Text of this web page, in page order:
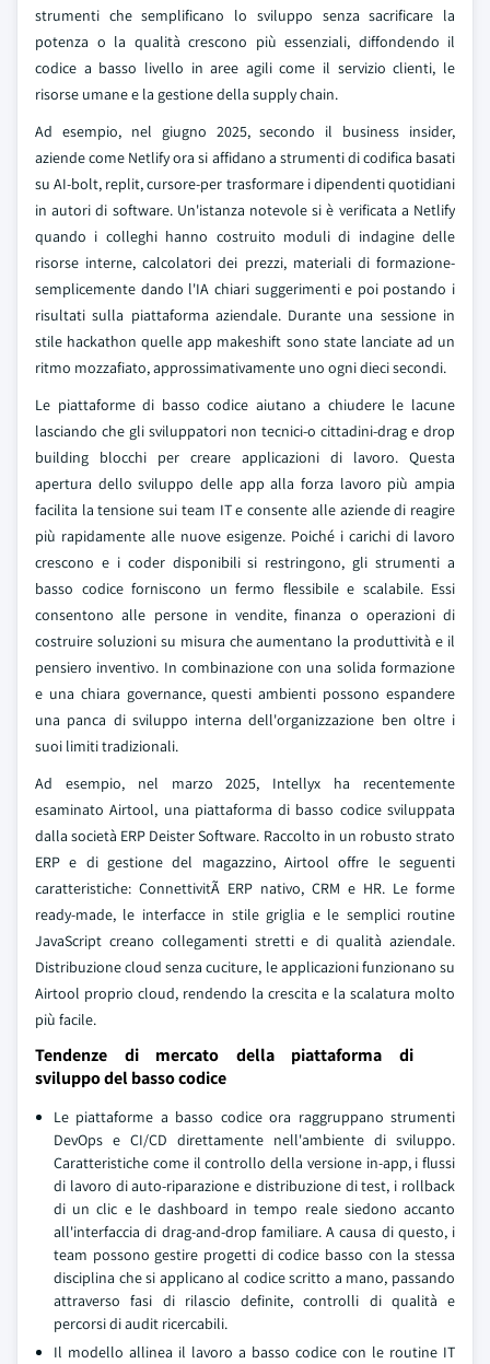
strumenti che semplificano lo sviluppo senza sacrificare la
potenza o la qualità crescono più essenziali, diffondendo il
codice a basso livello in aree agili come il servizio clienti, le
risorse umane e la gestione della supply chain.
Ad esempio, nel giugno 2025, secondo il business insider,
aziende come Netlify ora si affidano a strumenti di codifica basati
su AI-bolt, replit, cursore-per trasformare i dipendenti quotidiani
in autori di software. Un'istanza notevole si è verificata a Netlify
quando i colleghi hanno costruito moduli di indagine delle
risorse interne, calcolatori dei prezzi, materiali di formazione-
semplicemente dando l'IA chiari suggerimenti e poi postando i
risultati sulla piattaforma aziendale. Durante una sessione in
stile hackathon quelle app makeshift sono state lanciate ad un
ritmo mozzafiato, approssimativamente uno ogni dieci secondi.
Le piattaforme di basso codice aiutano a chiudere le lacune
lasciando che gli sviluppatori non tecnici-o cittadini-drag e drop
building blocchi per creare applicazioni di lavoro. Questa
apertura dello sviluppo delle app alla forza lavoro più ampia
facilita la tensione sui team IT e consente alle aziende di reagire
più rapidamente alle nuove esigenze. Poiché i carichi di lavoro
crescono e i coder disponibili si restringono, gli strumenti a
basso codice forniscono un fermo flessibile e scalabile. Essi
consentono alle persone in vendite, finanza o operazioni di
costruire soluzioni su misura che aumentano la produttività e il
pensiero inventivo. In combinazione con una solida formazione
e una chiara governance, questi ambienti possono espandere
una panca di sviluppo interna dell'organizzazione ben oltre i
suoi limiti tradizionali.
Ad esempio, nel marzo 2025, Intellyx ha recentemente
esaminato Airtool, una piattaforma di basso codice sviluppata
dalla società ERP Deister Software. Raccolto in un robusto strato
ERP e di gestione del magazzino, Airtool offre le seguenti
caratteristiche: ConnettivitÃ ERP nativo, CRM e HR. Le forme
ready-made, le interfacce in stile griglia e le semplici routine
JavaScript creano collegamenti stretti e di qualità aziendale.
Distribuzione cloud senza cuciture, le applicazioni funzionano su
Airtool proprio cloud, rendendo la crescita e la scalatura molto
più facile.
Tendenze di mercato della piattaforma di
sviluppo del basso codice
Le piattaforme a basso codice ora raggruppano strumenti
DevOps e CI/CD direttamente nell'ambiente di sviluppo.
Caratteristiche come il controllo della versione in-app, i flussi
di lavoro di auto-riparazione e distribuzione di test, i rollback
di un clic e le dashboard in tempo reale siedono accanto
all'interfaccia di drag-and-drop familiare. A causa di questo, i
team possono gestire progetti di codice basso con la stessa
disciplina che si applicano al codice scritto a mano, passando
attraverso fasi di rilascio definite, controlli di qualità e
percorsi di audit ricercabili.
Il modello allinea il lavoro a basso codice con le routine IT